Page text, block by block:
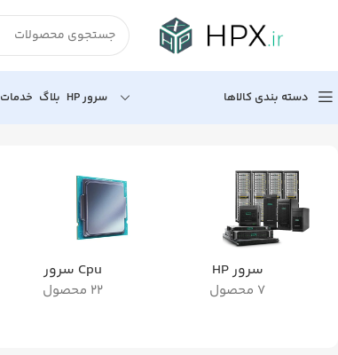
دسته بندی کالاها سرور HP بلاگ خدمات
سرور HP
7 محصول
Cpu سرور
22 محصول